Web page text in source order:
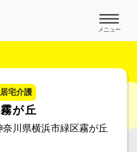
メニュー
宅介護
が丘
川県横浜市緑区霧が丘